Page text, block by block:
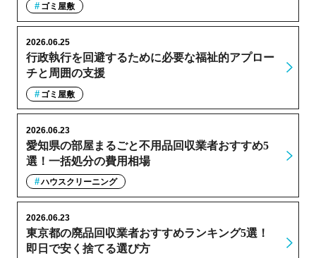
ゴミ屋敷
行政執行を回避するために必要な福祉的アプロー
チと周囲の支援
2026.06.25
ゴミ屋敷
愛知県の部屋まるごと不用品回収業者おすすめ5
選！一括処分の費用相場
2026.06.23
ハウスクリーニング
東京都の廃品回収業者おすすめランキング5選！
即日で安く捨てる選び方
2026.06.23